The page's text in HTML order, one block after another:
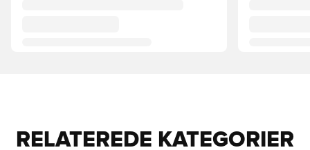
RELATEREDE KATEGORIER